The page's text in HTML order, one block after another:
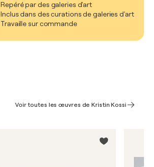
Repéré par des galeries d'art
Inclus dans des curations de galeries d'art
Travaille sur commande
Voir toutes les œuvres de Kristin Kossi